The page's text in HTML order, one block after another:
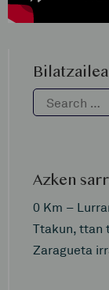
Bilatzailea
Azken
0 Km –
Ttakun, ttan
Zaragueta